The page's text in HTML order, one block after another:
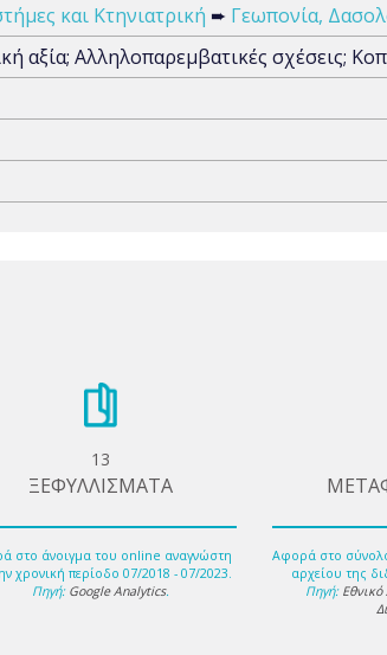
και Κτηνιατρική ➨ Γεωπονία,
αξία; Αλληλοπαρεμβατικές σχέσεις;
13
ΞΕΦΥΛΛΙΣΜΑΤΑ
στο άνοιγμα του online αναγνώστη
χρονική περίοδο 07/2018 - 07/2023.
Πηγή: Google Analytics.
Αφορά στο
αρχείου της
Πηγή: Εθνικό